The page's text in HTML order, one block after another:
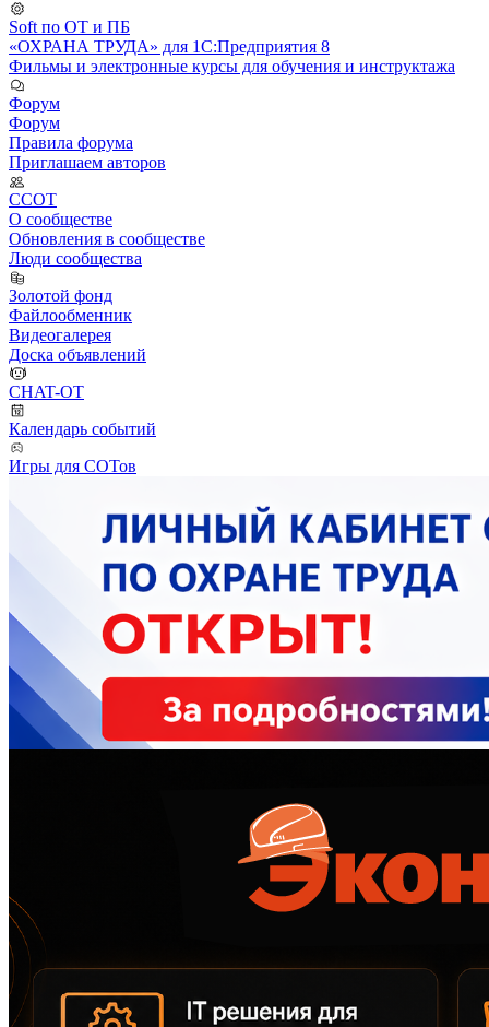
Soft по ОТ и ПБ
«ОХРАНА ТРУДА» для 1С:Предприятия 8
Фильмы и электронные курсы для обучения и инструктажа
Форум
Форум
Правила форума
Приглашаем авторов
ССОТ
О сообществе
Обновления в сообществе
Люди сообщества
Золотой фонд
Файлообменник
Видеогалерея
Доска объявлений
CHAT-OT
Календарь событий
Игры для СОТов